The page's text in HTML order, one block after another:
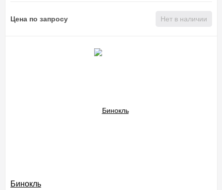
Цена по запросу Нет в наличии
Бинокль